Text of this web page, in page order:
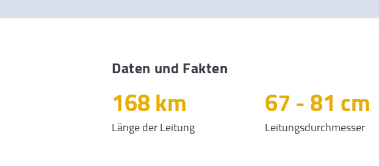
Daten und Fakten
250km
Länge der Leitung
100-120cm
Leitungsdurchmesser